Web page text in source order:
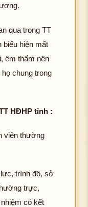
qua trong TT
biểu hiện mất
êm thấm nên
chung trong
HĐHP tỉnh :
viên thường
trình độ, sở
trực,
có kết